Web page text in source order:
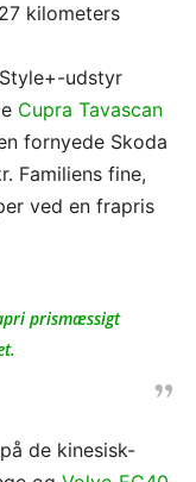
kilometers
udstyr
Cupra Tavascan
fornyede Skoda
Familiens fine,
ved en frapris
prismæssigt
de kinesisk-